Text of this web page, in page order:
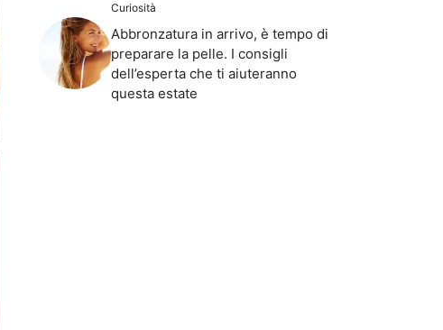
Curiosità
Abbronzatura in arrivo, è tempo di
preparare la pelle. I consigli
dell’esperta che ti aiuteranno
questa estate